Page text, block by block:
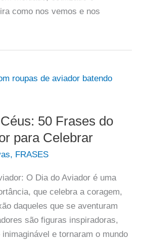
como nos vemos e nos
50 Frases do
para Celebrar
, FRASES
O Dia do Aviador é uma
que celebra a coragem,
daqueles que se aventuram
são figuras inspiradoras,
e tornaram o mundo